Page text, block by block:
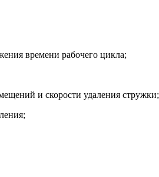
времени рабочего цикла;
и скорости удаления стружки;